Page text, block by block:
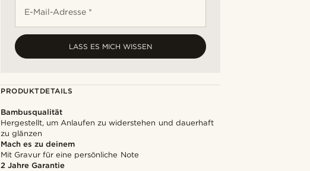
E-Mail-Adresse *
LASS ES MICH WISSEN
PRODUKTDETAILS
Bambusqualität
Hergestellt, um Anlaufen zu widerstehen und dauerhaft
zu glänzen
Mach es zu deinem
Mit Gravur für eine persönliche Note
2 Jahre Garantie